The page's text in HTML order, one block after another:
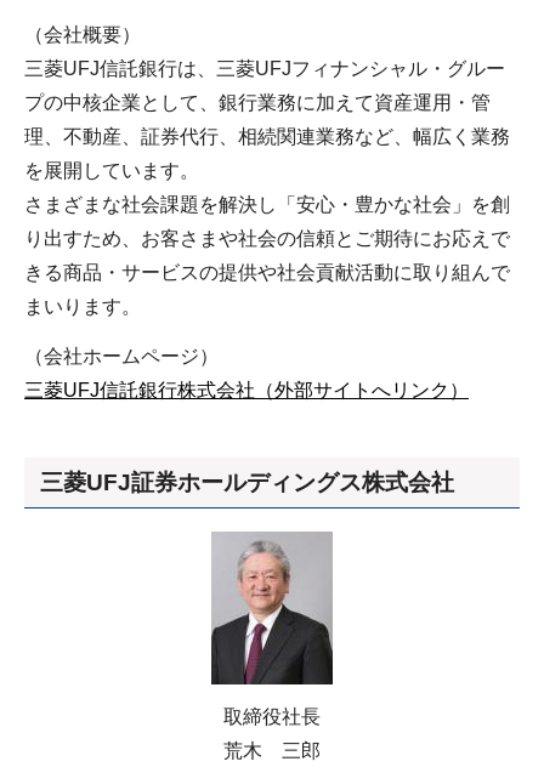
（会社概要）
三菱UFJ信託銀行は、三菱UFJフィナンシャル・グルー
プの中核企業として、銀行業務に加えて資産運用・管
理、不動産、証券代行、相続関連業務など、幅広く業務
を展開しています。
さまざまな社会課題を解決し「安心・豊かな社会」を創
り出すため、お客さまや社会の信頼とご期待にお応えで
きる商品・サービスの提供や社会貢献活動に取り組んで
まいります。
（会社ホームページ）
三菱UFJ信託銀行株式会社（外部サイトへリンク）
三菱UFJ証券ホールディングス株式会社
取締役社長
荒木 三郎